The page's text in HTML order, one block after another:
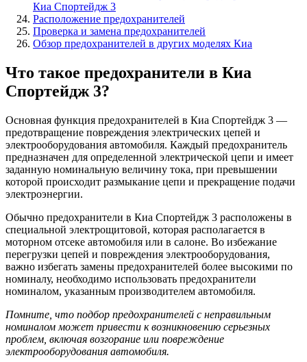
Киа Спортейдж 3
Расположение предохранителей
Проверка и замена предохранителей
Обзор предохранителей в других моделях Киа
Что такое предохранители в Киа
Спортейдж 3?
Основная функция предохранителей в Киа Спортейдж 3 —
предотвращение повреждения электрических цепей и
электрооборудования автомобиля. Каждый предохранитель
предназначен для определенной электрической цепи и имеет
заданную номинальную величину тока, при превышении
которой происходит размыкание цепи и прекращение подачи
электроэнергии.
Обычно предохранители в Киа Спортейдж 3 расположены в
специальной электрощитовой, которая располагается в
моторном отсеке автомобиля или в салоне. Во избежание
перегрузки цепей и повреждения электрооборудования,
важно избегать замены предохранителей более высокими по
номиналу, необходимо использовать предохранители
номиналом, указанным производителем автомобиля.
Помните, что подбор предохранителей с неправильным
номиналом может привести к возникновению серьезных
проблем, включая возгорание или повреждение
электрооборудования автомобиля.